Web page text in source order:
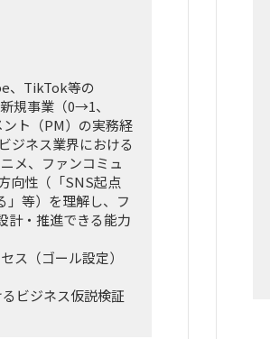
、TikTok等の
規事業（0→1、
ト（PM）の実務経
ジネス業界における
メ、ファンコミュ
向性（「SNS起点
」等）を理解し、フ
計・推進できる能力
ス（ゴール設定）
ビジネス仮説検証